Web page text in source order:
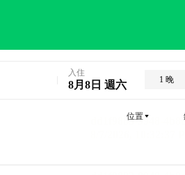
入住
8月8日 週六 1 晚
位置